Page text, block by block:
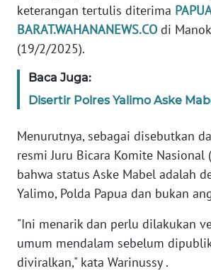
keterangan tertulis diterima
BARAT.WAHANANEWS.CO di
(19/2/2025).
Baca Juga:
Disertir Polres Yalimo Aske
Menurutnya, sebagai disebutkan
resmi Juru Bicara Komite Nasional
bahwa status Aske Mabel adalah
Yalimo, Polda Papua dan bukan
"Ini menarik dan perlu dilakukan
umum mendalam sebelum
diviralkan," kata Warinussy .
WN
SUMUT
WN
JABAR
WN
BANTEN
WN
NTT